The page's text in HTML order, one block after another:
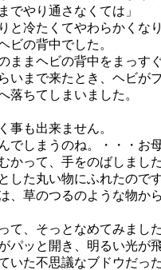
でやり通さなくては」
冷たくてやわらかくなり
の背中でした。
まヘビの背中をまっす
まで来たとき、ヘビが
落ちてしまいました。
も出来ません。
でしまうのね。・・・お母
って、手をのばしました
た丸い物にふれたのです
草のつるのような物か
、そっとなめてみました
ッと開き、明るい光が
た不思議なブドウだった